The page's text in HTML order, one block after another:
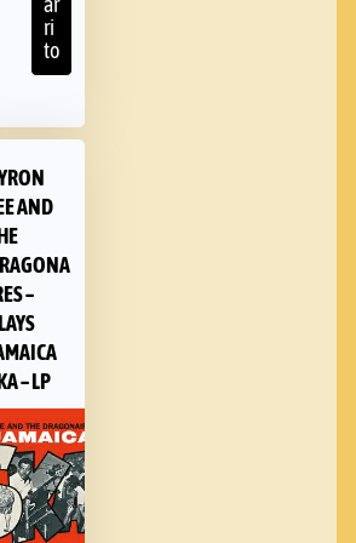
ar
ri
to
AND
–
– LP